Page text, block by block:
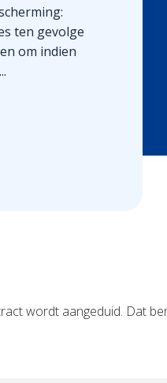
ten gevolge
om indien
wordt aangeduid. Dat